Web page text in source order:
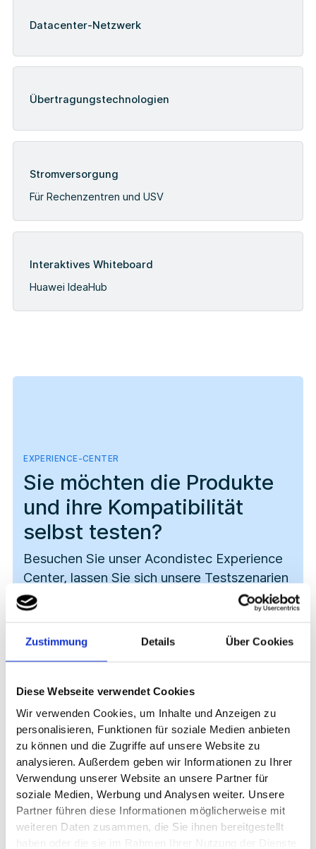
Zustimmung Details Über Cookies
Diese Webseite verwendet Cookies
Wir verwenden Cookies, um Inhalte und Anzeigen zu
personalisieren, Funktionen für soziale Medien anbieten
zu können und die Zugriffe auf unsere Website zu
analysieren. Außerdem geben wir Informationen zu Ihrer
Verwendung unserer Website an unsere Partner für
soziale Medien, Werbung und Analysen weiter. Unsere
Partner führen diese Informationen möglicherweise mit
weiteren Daten zusammen, die Sie ihnen bereitgestellt
Datacenter-Netzwerk
Übertragungstechnologien
Stromversorgung
Für Rechenzentren und USV
Interaktives Whiteboard
Huawei IdeaHub
EXPERIENCE-CENTER
Sie möchten die Produkte
und ihre Kompatibilität
selbst testen?
Besuchen Sie unser Acondistec Experience
Center, lassen Sie sich unsere Testszenarien
erläutern und führen Sie Ihren eigenen Proof
of Concept durch.
Kontakt aufnehmen